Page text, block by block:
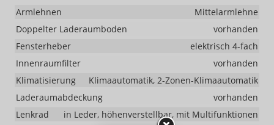
Armlehnen
Mittelarmlehne
Doppelter Laderaumboden
vorhanden
Fensterheber
elektrisch 4-fach
Innenraumfilter
vorhanden
Klimatisierung
Klimaautomatik, 2-Zonen-Klimaautomatik
Laderaumabdeckung
vorhanden
Lenkrad
in Leder, höhenverstellbar, mit Multifunktionen